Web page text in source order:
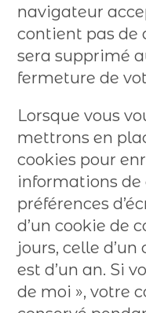
navigateur
contient pas de
sera supprimé
fermeture de
Lorsque vous
mettrons en
cookies pour
informations de
préférences
d’un cookie de
jours, celle d’un
est d’un an. Si
de moi », votre